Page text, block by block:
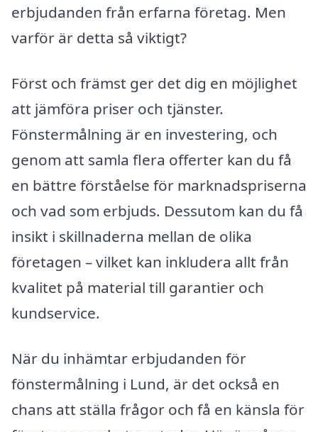
erbjudanden från erfarna företag. Men
varför är detta så viktigt?
Först och främst ger det dig en möjlighet
att jämföra priser och tjänster.
Fönstermålning är en investering, och
genom att samla flera offerter kan du få
en bättre förståelse för marknadspriserna
och vad som erbjuds. Dessutom kan du få
insikt i skillnaderna mellan de olika
företagen – vilket kan inkludera allt från
kvalitet på material till garantier och
kundservice.
När du inhämtar erbjudanden för
fönstermålning i Lund, är det också en
chans att ställa frågor och få en känsla för